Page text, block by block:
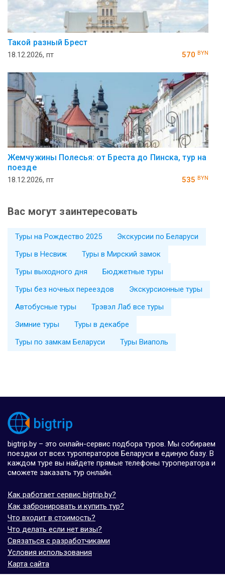
Такой разный Брест
18.12.2026, пт 570 BYN
Жемчужины Полесья: от Бреста до Пинска, тур на
поезде
18.12.2026, пт 535 BYN
Вас могут заинтересовать
Туры на Рождество 2025
Экскурсии по Беларуси
Туры в Несвиж
Туры в Мирский замок
Туры выходного дня
Бюджетные туры
Туры без ночных переездов
Экскурсионные туры
Автобусные туры
Трэвэл Лаб все туры
Зимние туры
Туры в декабре
Туры по замкам Беларуси
Туры Виаполь
bigtrip.by – это онлайн-сервис подбора туров. Мы собираем
поездки от всех туроператоров Беларуси в единую базу. В
каждом туре вы найдете прямые телефоны туроператора и
сможете заказать тур онлайн.
Как работает сервис bigtrip.by?
Как забронировать и купить тур?
Что входит в стоимость?
Что делать если нет визы?
Связаться с разработчиками
Условия использования
Карта сайта